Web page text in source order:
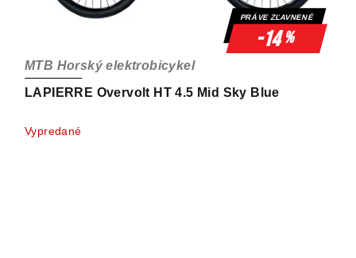
PRÁVE ZĽAVNENÉ
-14%
LAPIERRE Overvolt HT 4.5 Mid Sky Blue
MTB Horský elektrobicykel
Vypredané